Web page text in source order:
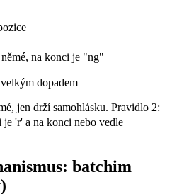
na konci je "ng"
dopadem
jen drží samohlásku. Pravidlo 2:
je 'r' a na konci nebo vedle
batchim